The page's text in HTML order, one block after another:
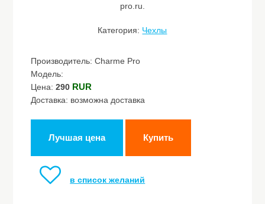
pro.ru.
Категория: Чехлы
Производитель: Charme Pro
Модель:
Цена:290 RUR
Доставка: возможна доставка
Лучшая цена Купить
в список желаний